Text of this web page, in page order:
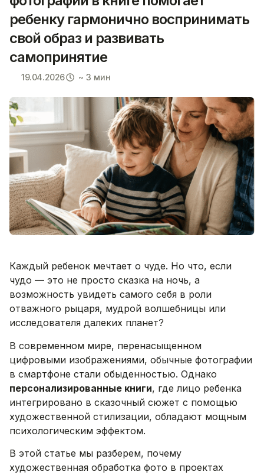
ребенку гармонично воспринимать
свой образ и развивать
самопринятие
19.04.2026 ~ 3 мин
Каждый ребенок мечтает о чуде. Но что, если
чудо — это не просто сказка на ночь, а
возможность увидеть самого себя в роли
отважного рыцаря, мудрой волшебницы или
исследователя далеких планет?
В современном мире, перенасыщенном
цифровыми изображениями, обычные фотографии
в смартфоне стали обыденностью. Однако
персонализированные книги, где лицо ребенка
интегрировано в сказочный сюжет с помощью
художественной стилизации, обладают мощным
психологическим эффектом.
В этой статье мы разберем, почему
художественная обработка фото в проектах